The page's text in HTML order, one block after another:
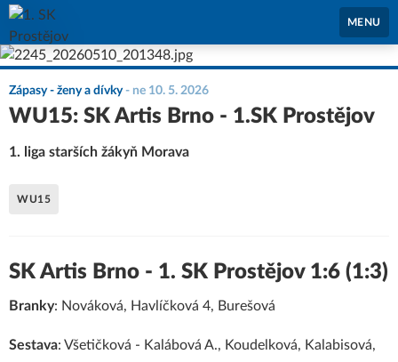
1. SK Prostějov
MENU
Zápasy - ženy a dívky- ne 10. 5. 2026
WU15: SK Artis Brno - 1.SK Prostějov
1. liga starších žákyň Morava
WU15
SK Artis Brno - 1. SK Prostějov 1:6 (1:3)
Branky: Nováková, Havlíčková 4, Burešová
Sestava: Všetičková - Kalábová A., Koudelková, Kalabisová,